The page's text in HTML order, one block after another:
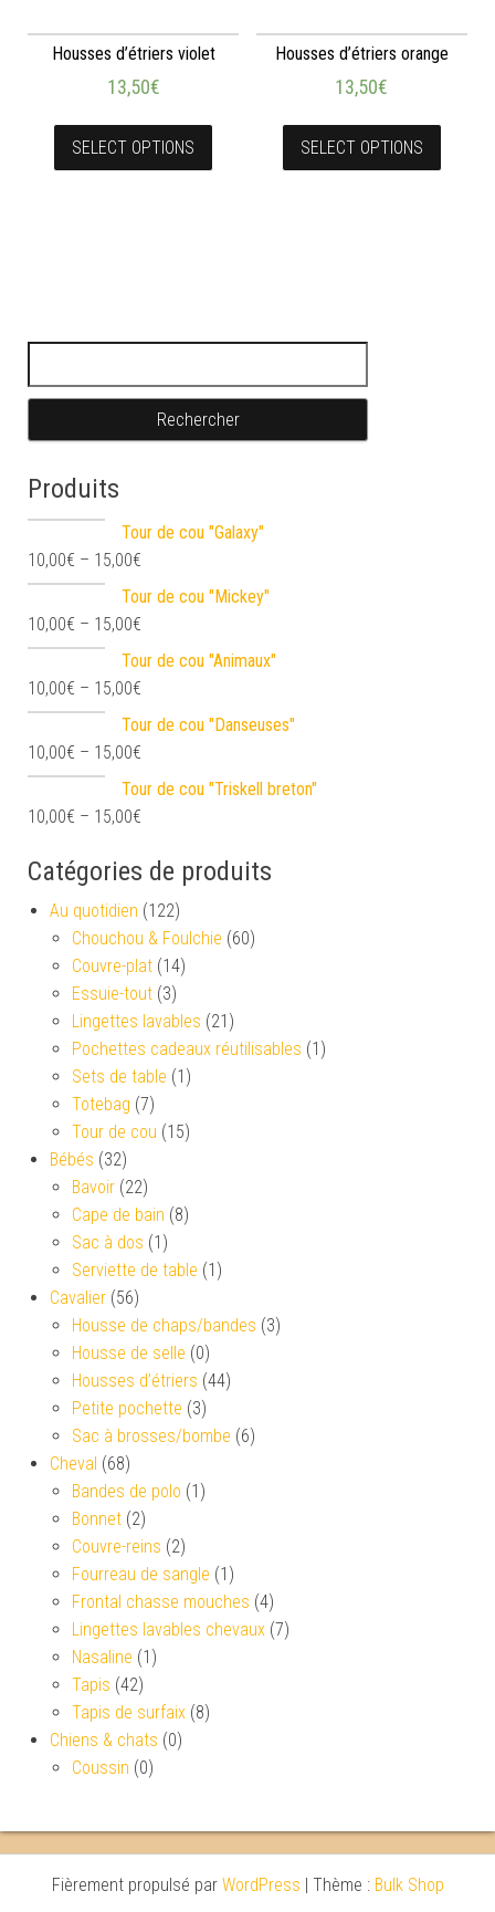
Housses d’étriers violet
13,50€
SELECT OPTIONS
Housses d’étriers orange
13,50€
SELECT OPTIONS
Produits
Tour de cou "Galaxy"
10,00€ – 15,00€
Tour de cou "Mickey"
10,00€ – 15,00€
Tour de cou "Animaux"
10,00€ – 15,00€
Tour de cou "Danseuses"
10,00€ – 15,00€
Tour de cou "Triskell breton"
10,00€ – 15,00€
Catégories de produits
Au quotidien (122)
Chouchou & Foulchie (60)
Couvre-plat (14)
Essuie-tout (3)
Lingettes lavables (21)
Pochettes cadeaux réutilisables (1)
Sets de table (1)
Totebag (7)
Tour de cou (15)
Bébés (32)
Bavoir (22)
Cape de bain (8)
Sac à dos (1)
Serviette de table (1)
Cavalier (56)
Housse de chaps/bandes (3)
Housse de selle (0)
Housses d’étriers (44)
Petite pochette (3)
Sac à brosses/bombe (6)
Cheval (68)
Bandes de polo (1)
Bonnet (2)
Couvre-reins (2)
Fourreau de sangle (1)
Frontal chasse mouches (4)
Lingettes lavables chevaux (7)
Nasaline (1)
Tapis (42)
Tapis de surfaix (8)
Chiens & chats (0)
Coussin (0)
Fièrement propulsé par WordPress | Thème : Bulk Shop